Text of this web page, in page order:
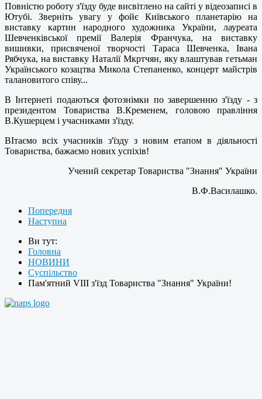
Повністю роботу з'їзду буде висвітлено на сайті у відеозаписі в
Ютубі. Зверніть увагу у фойє Київського планетарію на
виставку картин народного художника України, лауреата
Шевченківської премії Валерія Франчука, на виставку
вишивки, присвяченої творчості Тараса Шевченка, Івана
Рябчука, на виставку Наталії Мкртчян, яку влаштував гетьман
Українського козацтва Микола Степаненко, концерт майстрів
талановитого співу...
В Інтернеті подаються фотознімки по завершенню з'їзду - з
президентом Товариства В.Кременем, головою правління
В.Кушерцем і учасниками з'їзду.
ВІтаємо всіх учасників з'їзду з новим етапом в діяльності
Товариства, бажаємо нових успіхів!
Учений секретар Товариства "Знання" України
В.Ф.Василашко.
Попередня
Наступна
Ви тут:
Головна
НОВИНИ
Суспільство
Пам'ятний VІІІ з'їзд Товариства "Знання" України!